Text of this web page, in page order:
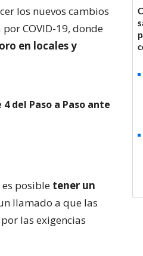
los nuevos cambios
COVID-19, donde
en locales y
del Paso a Paso ante
es posible tener un
llamado a que las
las exigencias